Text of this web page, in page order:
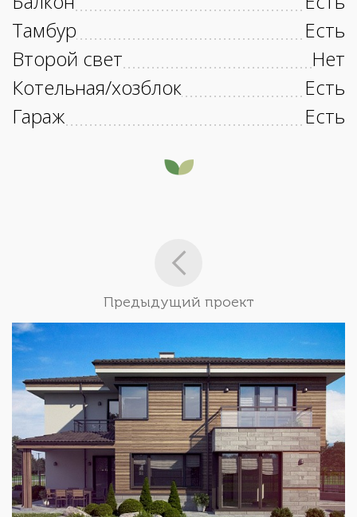
Тамбур
Есть
Второй свет
Нет
Котельная/хозблок
Есть
Гараж
Есть
Предыдущий проект